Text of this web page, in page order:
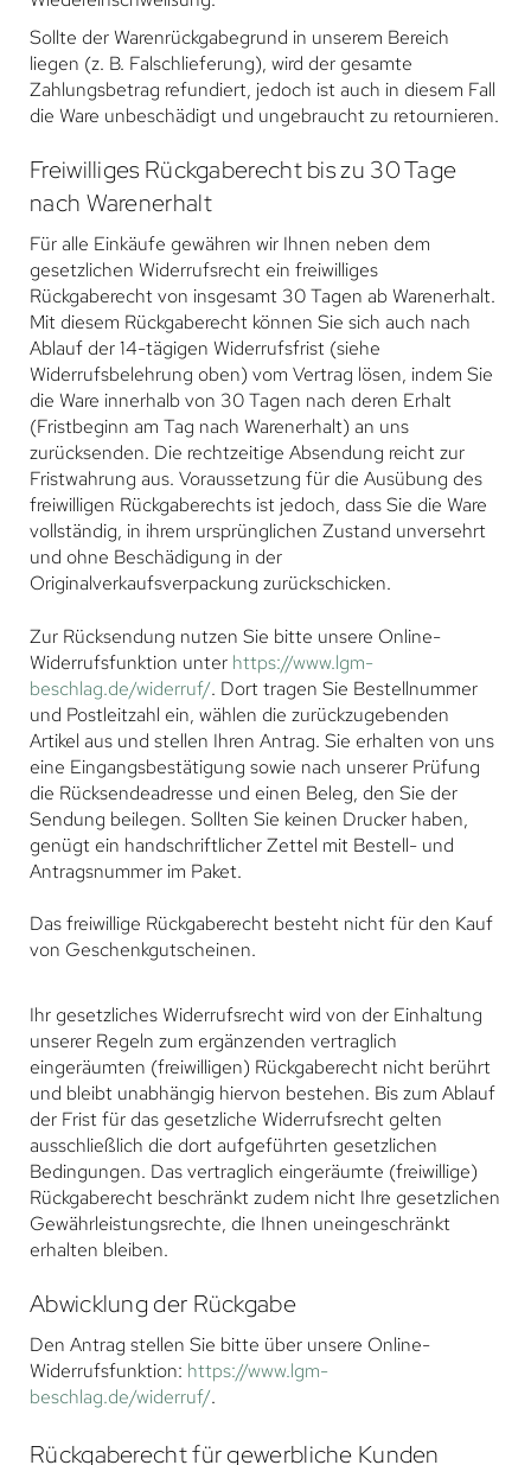
Sollte der Warenrückgabegrund in unserem Bereich
liegen (z. B. Falschlieferung), wird der gesamte
Zahlungsbetrag refundiert, jedoch ist auch in diesem Fall
die Ware unbeschädigt und ungebraucht zu retournieren.
Freiwilliges Rückgaberecht bis zu 30 Tage
nach Warenerhalt
Für alle Einkäufe gewähren wir Ihnen neben dem
gesetzlichen Widerrufsrecht ein freiwilliges
Rückgaberecht von insgesamt 30 Tagen ab Warenerhalt.
Mit diesem Rückgaberecht können Sie sich auch nach
Ablauf der 14-tägigen Widerrufsfrist (siehe
Widerrufsbelehrung oben) vom Vertrag lösen, indem Sie
die Ware innerhalb von 30 Tagen nach deren Erhalt
(Fristbeginn am Tag nach Warenerhalt) an uns
zurücksenden. Die rechtzeitige Absendung reicht zur
Fristwahrung aus. Voraussetzung für die Ausübung des
freiwilligen Rückgaberechts ist jedoch, dass Sie die Ware
vollständig, in ihrem ursprünglichen Zustand unversehrt
und ohne Beschädigung in der
Originalverkaufsverpackung zurückschicken.
Zur Rücksendung nutzen Sie bitte unsere Online-
Widerrufsfunktion unter https://www.lgm-
beschlag.de/widerruf/. Dort tragen Sie Bestellnummer
und Postleitzahl ein, wählen die zurückzugebenden
Artikel aus und stellen Ihren Antrag. Sie erhalten von uns
eine Eingangsbestätigung sowie nach unserer Prüfung
die Rücksendeadresse und einen Beleg, den Sie der
Sendung beilegen. Sollten Sie keinen Drucker haben,
genügt ein handschriftlicher Zettel mit Bestell- und
Antragsnummer im Paket.
Das freiwillige Rückgaberecht besteht nicht für den Kauf
von Geschenkgutscheinen.
Ihr gesetzliches Widerrufsrecht wird von der Einhaltung
unserer Regeln zum ergänzenden vertraglich
eingeräumten (freiwilligen) Rückgaberecht nicht berührt
und bleibt unabhängig hiervon bestehen. Bis zum Ablauf
der Frist für das gesetzliche Widerrufsrecht gelten
ausschließlich die dort aufgeführten gesetzlichen
Bedingungen. Das vertraglich eingeräumte (freiwillige)
Rückgaberecht beschränkt zudem nicht Ihre gesetzlichen
Gewährleistungsrechte, die Ihnen uneingeschränkt
erhalten bleiben.
Abwicklung der Rückgabe
Den Antrag stellen Sie bitte über unsere Online-
Widerrufsfunktion: https://www.lgm-
beschlag.de/widerruf/.
Rückgaberecht für gewerbliche Kunden